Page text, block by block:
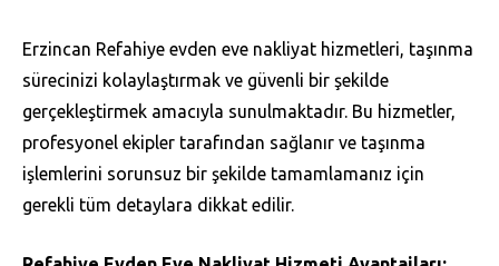
Erzincan Refahiye evden eve nakliyat hizmetleri, taşınma
sürecinizi kolaylaştırmak ve güvenli bir şekilde
gerçekleştirmek amacıyla sunulmaktadır. Bu hizmetler,
profesyonel ekipler tarafından sağlanır ve taşınma
işlemlerini sorunsuz bir şekilde tamamlamanız için
gerekli tüm detaylara dikkat edilir.